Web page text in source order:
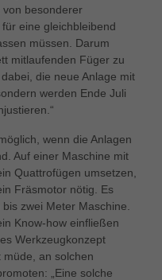
besonderer
eine gleichbleibend
müssen. Darum
mitlaufenden Füger zu
die neue Anlage mit
werden Ende Juli
wenn die Anlagen
Auf einer Maschine mit
Quattrofügen umsetzen,
Fräsmotor nötig. Es
zwei Meter Maschine.
Know-how einfließen
Werkzeugkonzept
müde, an solchen
„Eine solche